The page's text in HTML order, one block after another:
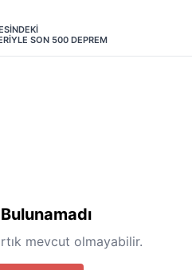
SON 500 DEPREM
mevcut olmayabilir.